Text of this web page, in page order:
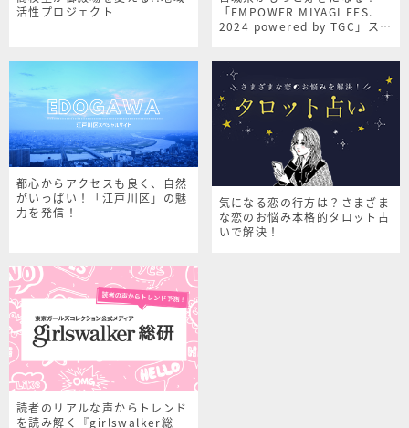
活性プロジェクト
「EMPOWER MIYAGI FES.
2024 powered by TGC」スペ
都心からアクセスも良く、自然
がいっぱい！「江戸川区」の魅
力を発信！
気になる恋の行方は？さまざま
な恋のお悩み本格的タロット占
いで解決！
読者のリアルな声からトレンド
を読み解く『girlswalker総